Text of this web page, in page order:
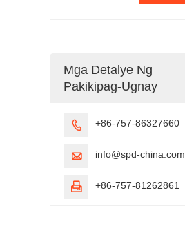
Mga Detalye Ng
Pakikipag-Ugnay
 +86-757-86327660
 info@spd-china.com
 +86-757-81262861